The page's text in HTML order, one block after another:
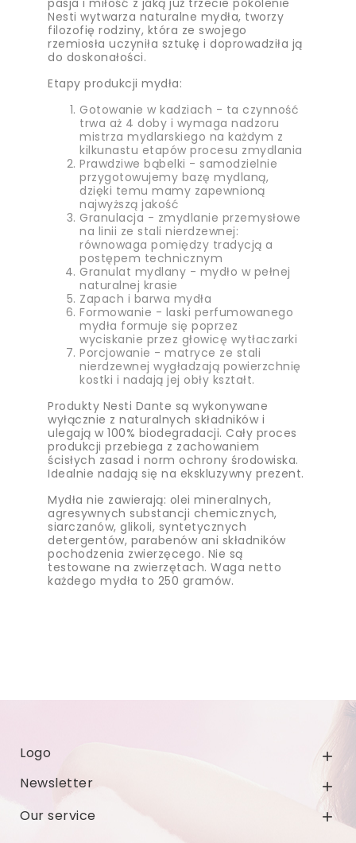
pasja i miłość z jaką już trzecie pokolenie
Nesti wytwarza naturalne mydła, tworzy
filozofię rodziny, która ze swojego
rzemiosła uczyniła sztukę i doprowadziła ją
do doskonałości.
Etapy produkcji mydła:
Gotowanie w kadziach - ta czynność
trwa aż 4 doby i wymaga nadzoru
mistrza mydlarskiego na każdym z
kilkunastu etapów procesu zmydlania
Prawdziwe bąbelki - samodzielnie
przygotowujemy bazę mydlaną,
dzięki temu mamy zapewnioną
najwyższą jakość
Granulacja - zmydlanie przemysłowe
na linii ze stali nierdzewnej:
równowaga pomiędzy tradycją a
postępem technicznym
Granulat mydlany - mydło w pełnej
naturalnej krasie
Zapach i barwa mydła
Formowanie - laski perfumowanego
mydła formuje się poprzez
wyciskanie przez głowicę wytłaczarki
Porcjowanie - matryce ze stali
nierdzewnej wygładzają powierzchnię
kostki i nadają jej obły kształt.
Produkty Nesti Dante są wykonywane
wyłącznie z naturalnych składników i
ulegają w 100% biodegradacji. Cały proces
produkcji przebiega z zachowaniem
ścisłych zasad i norm ochrony środowiska.
Idealnie nadają się na ekskluzywny prezent.
Mydła nie zawierają: olei mineralnych,
agresywnych substancji chemicznych,
siarczanów, glikoli, syntetycznych
detergentów, parabenów ani składników
pochodzenia zwierzęcego. Nie są
testowane na zwierzętach. Waga netto
każdego mydła to 250 gramów.
Logo 
Newsletter 
Our service 